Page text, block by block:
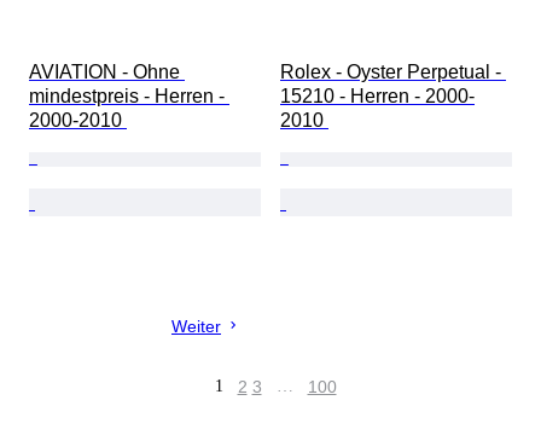
AVIATION - Ohne
mindestpreis - Herren -
2000-2010
Rolex - Oyster Perpetual -
15210 - Herren - 2000-
2010
Weiter
1 2 3 … 100